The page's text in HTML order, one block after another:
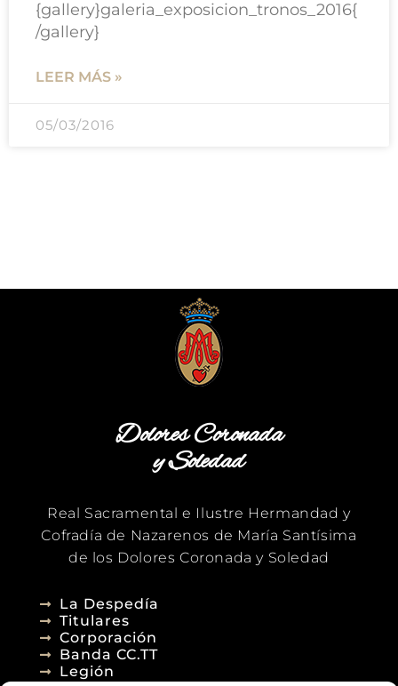
{gallery}galeria_exposicion_tronos_2016{
/gallery}
LEER MÁS »
05/03/2016
Dolores Coronada
y Soledad
Real Sacramental e Ilustre Hermandad y
Cofradía de Nazarenos de María Santísima
de los Dolores Coronada y Soledad
La Despedía
Titulares
Corporación
Banda CC.TT
Legión